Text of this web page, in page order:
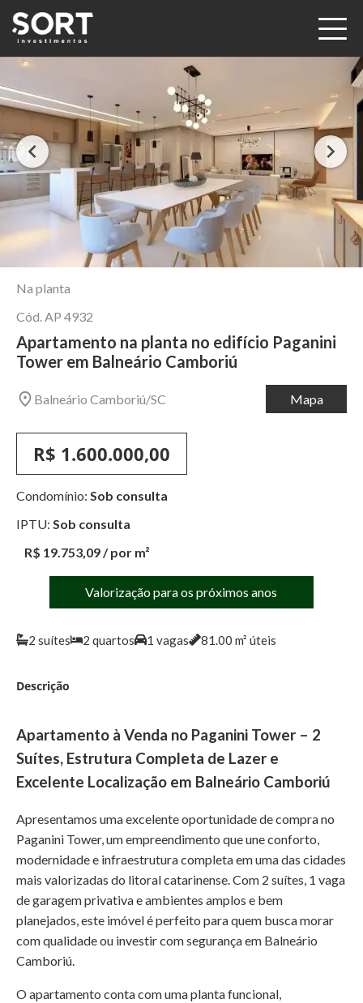
Na planta
Cód.AP 4932
Apartamento na planta no edifício Paganini
Tower em Balneário Camboriú
Balneário Camboriú/SC Mapa
R$ 1.600.000,00
Condomínio: Sob consulta
IPTU: Sob consulta
R$ 19.753,09 / por m²
Valorização para os próximos anos
2 suítes 2 quartos 1 vagas 81.00 m² úteis
Descrição
Apartamento à Venda no Paganini Tower – 2
Suítes, Estrutura Completa de Lazer e
Excelente Localização em Balneário Camboriú
Apresentamos uma excelente oportunidade de compra no
Paganini Tower, um empreendimento que une conforto,
modernidade e infraestrutura completa em uma das cidades
mais valorizadas do litoral catarinense. Com 2 suítes, 1 vaga
de garagem privativa e ambientes amplos e bem
planejados, este imóvel é perfeito para quem busca morar
com qualidade ou investir com segurança em Balneário
Camboriú.
O apartamento conta com uma planta funcional,